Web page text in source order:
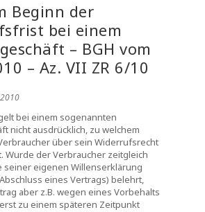
Beginn der
bei einem
– BGH vom
– Az. VII ZR 6/10
bei einem sogenannten
nicht ausdrücklich, zu welchem
über sein Widerrufsrecht
Wurde der Verbraucher zeitgleich
seiner eigenen Willenserklärung
eines Vertrags) belehrt,
aber z.B. wegen eines Vorbehalts
zu einem späteren Zeitpunkt